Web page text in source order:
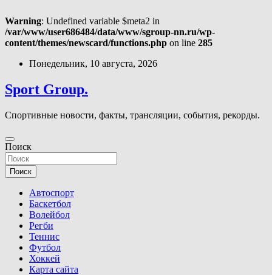
Warning: Undefined variable $meta2 in
/var/www/user686484/data/www/sgroup-nn.ru/wp-
content/themes/newscard/functions.php on line 285
Перейти
содержимому
Понедельник, 10 августа, 2026
Sport Group.
Спортивные новости, факты, трансляции, события, рекорды.
Поиск
Поиск
Автоспорт
Баскетбол
Волейбол
Регби
Теннис
Футбол
Хоккей
Карта сайта